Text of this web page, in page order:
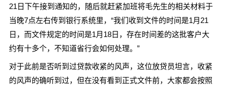
21日下午接到通知的，随后就赶紧加班将毛先生的相关材料于
当晚7点左右传到银行系统里，“我们收到文件的时间是1月21
日，而文件规定的时间是1月18日，存在时间差的这批客户大
约有十多个，不知道省行会如何处理。”
对于此前是否听到过贷款收紧的风声，这位放贷员坦言，收紧
的风声的确听到过，但在没有看到正式文件前，大家都会按照